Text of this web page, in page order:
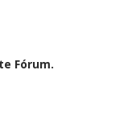
Fórum.